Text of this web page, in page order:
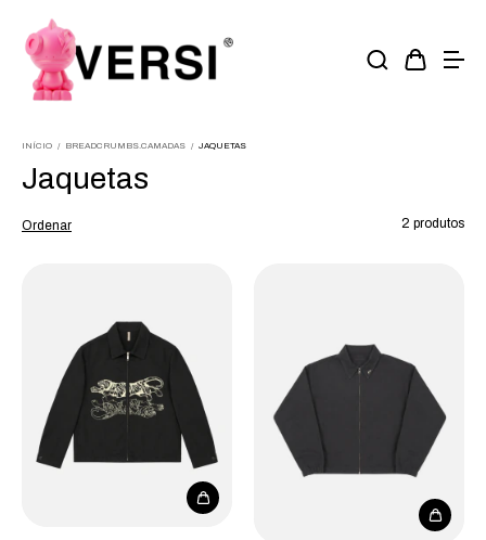
INÍCIO / BREADCRUMBS.CAMADAS / JAQUETAS
Jaquetas
Ordenar 2 produtos